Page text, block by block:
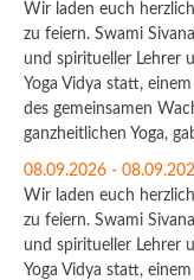
Wir laden euch
zu feiern. Swami
und spiritueller Lehrer
Yoga Vidya statt,
des gemeinsamen
ganzheitlichen Yoga,
08.09.2026 -
Wir laden euch
zu feiern. Swami
und spiritueller Lehrer
Yoga Vidya statt,